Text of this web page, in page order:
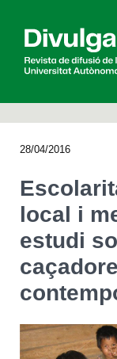
Agenda
English
28/04/2016
local i
estudi